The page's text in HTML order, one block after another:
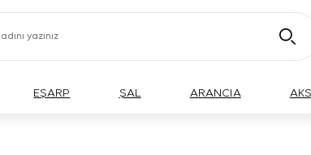
EŞARP ŞAL ARANCIA